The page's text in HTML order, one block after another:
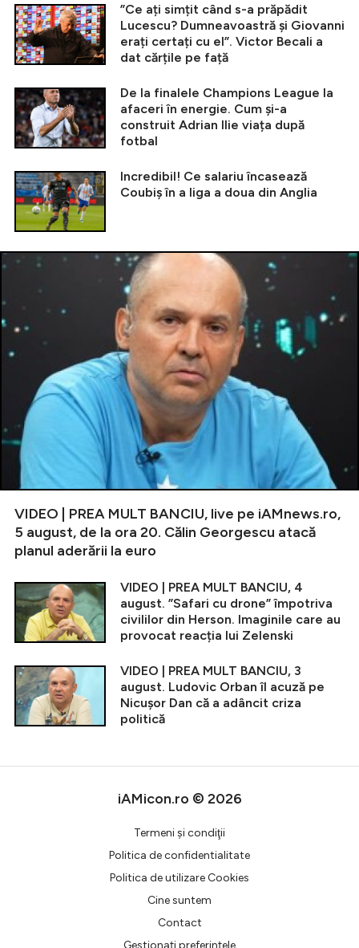
”Ce ați simțit când s-a prăpădit
Lucescu? Dumneavoastră și Giovanni
erați certați cu el”. Victor Becali a
dat cărțile pe față
De la finalele Champions League la
afaceri în energie. Cum și-a
construit Adrian Ilie viața după
fotbal
Incredibil! Ce salariu încasează
Coubiș în a liga a doua din Anglia
VIDEO | PREA MULT BANCIU, live pe iAMnews.ro,
5 august, de la ora 20. Călin Georgescu atacă
planul aderării la euro
VIDEO | PREA MULT BANCIU, 4
august. ”Safari cu drone” împotriva
civililor din Herson. Imaginile care au
provocat reacția lui Zelenski
VIDEO | PREA MULT BANCIU, 3
august. Ludovic Orban îl acuză pe
Nicușor Dan că a adâncit criza
politică
iAMicon.ro © 2026
Termeni şi condiţii
Politica de confidentialitate
Politica de utilizare Cookies
Cine suntem
Contact